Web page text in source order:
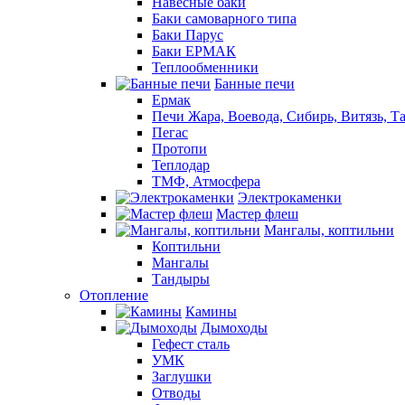
Баки самоварного типа
Баки Парус
Баки ЕРМАК
Теплообменники
Банные печи
Ермак
Печи Жара, Воевода, Сибирь, Витязь,
Пегас
Протопи
Теплодар
ТМФ, Атмосфера
Электрокаменки
Мастер флеш
Мангалы, коптильни
Коптильни
Мангалы
Тандыры
Отопление
Камины
Дымоходы
Гефест сталь
УМК
Заглушки
Отводы